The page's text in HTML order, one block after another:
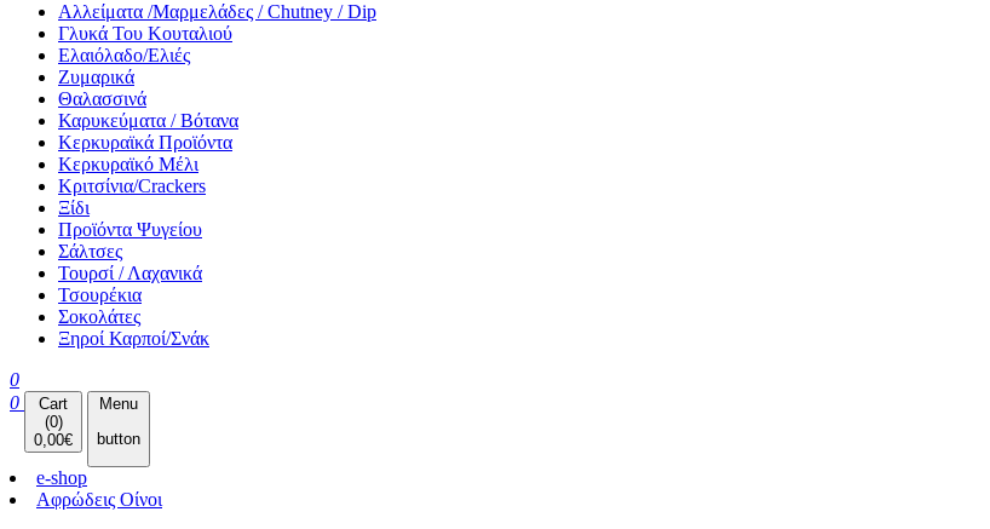
Αλλείματα /Μαρμελάδες / Chutney / Dip
Γλυκά Του Κουταλιού
Ελαιόλαδο/Ελιές
Ζυμαρικά
Θαλασσινά
Καρυκεύματα / Βότανα
Κερκυραϊκά Προϊόντα
Κερκυραϊκό Μέλι
Κριτσίνια/Crackers
Ξίδι
Προϊόντα Ψυγείου
Σάλτσες
Τουρσί / Λαχανικά
Τσουρέκια
Σοκολάτες
Ξηροί Καρποί/Σνάκ
0
0
Cart
(0)
0,00€
Menu
button
e-shop
Αφρώδεις Οίνοι